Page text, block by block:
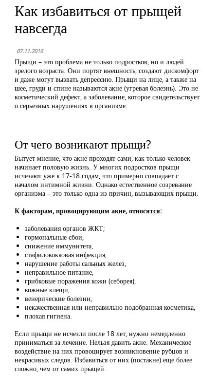
Как избавиться от прыщей
навсегда
07.11.2016
Прыщи – это проблема не только подростков, но и людей
зрелого возраста. Они портят внешность, создают дискомфорт
и даже могут вызвать депрессию. Прыщи на лице, а также на
шее, груди и спине называются акне (угревая болезнь). Это не
косметический дефект, а заболевание, которое свидетельствует
о серьезных нарушениях в организме.
От чего возникают прыщи?
Бытует мнение, что акне проходят сами, как только человек
начинает половую жизнь. У многих подростков прыщи
исчезают уже к 17-18 годам, что примерно совпадает с
началом интимной жизни. Однако естественное созревание
организма – это только одна из причин, вызывающих прыщи.
К факторам, провоцирующим акне, относятся:
заболевания органов ЖКТ;
гормональные сбои,
снижение иммунитета,
стафилококковая инфекция,
нарушение работы сальных желез,
неправильное питание,
грибковые поражения кожи (себорея),
кожные клещи,
венерические болезни,
некачественная или неправильно подобранная косметика,
плохая гигиена.
Если прыщи не исчезли после 18 лет, нужно немедленно
приниматься за лечение. Нельзя давить акне. Механическое
воздействие на них провоцирует возникновение рубцов и
некрасивых следов. Избавиться от них (постакне) еще более
сложно, чем от самих прыщей.